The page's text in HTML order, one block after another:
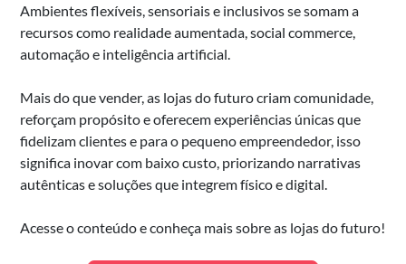
Ambientes flexíveis, sensoriais e inclusivos se somam a
recursos como realidade aumentada, social commerce,
automação e inteligência artificial.
Mais do que vender, as lojas do futuro criam comunidade,
reforçam propósito e oferecem experiências únicas que
fidelizam clientes e para o pequeno empreendedor, isso
significa inovar com baixo custo, priorizando narrativas
autênticas e soluções que integrem físico e digital.
Acesse o conteúdo e conheça mais sobre as lojas do futuro!